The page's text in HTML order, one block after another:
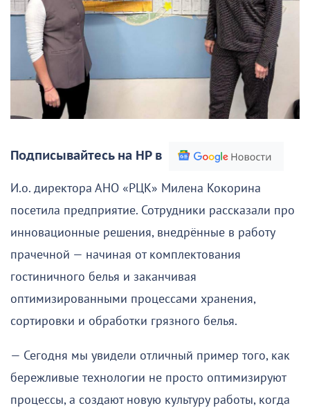
Подписывайтесь на НР в
И.о. директора АНО «РЦК» Милена Кокорина
посетила предприятие. Сотрудники рассказали про
инновационные решения, внедрённые в работу
прачечной — начиная от комплектования
гостиничного белья и заканчивая
оптимизированными процессами хранения,
сортировки и обработки грязного белья.
— Сегодня мы увидели отличный пример того, как
бережливые технологии не просто оптимизируют
процессы, а создают новую культуру работы, когда